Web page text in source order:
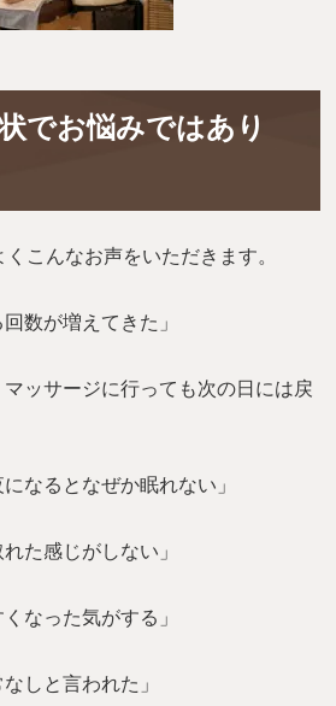
でお悩みではあり
こんなお声をいただきます。
数が増えてきた」
マッサージに行っても次の日には戻
なるとなぜか眠れない」
た感じがしない」
なった気がする」
しと言われた」